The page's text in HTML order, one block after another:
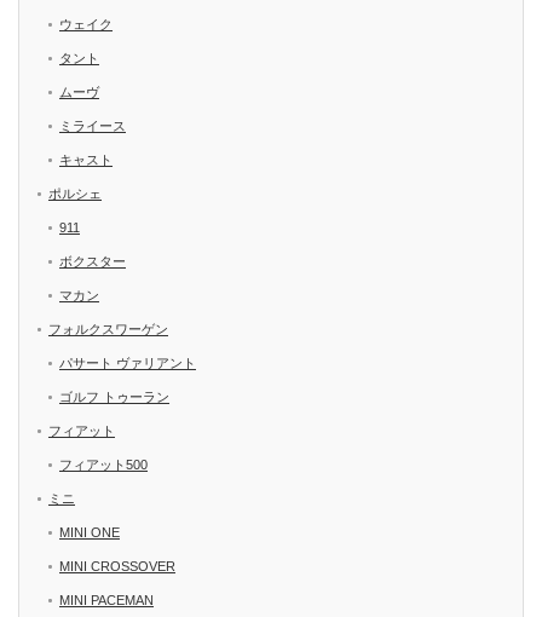
ウェイク
タント
ムーヴ
ミライース
キャスト
ポルシェ
911
ボクスター
マカン
フォルクスワーゲン
パサート ヴァリアント
ゴルフ トゥーラン
フィアット
フィアット500
ミニ
MINI ONE
MINI CROSSOVER
MINI PACEMAN